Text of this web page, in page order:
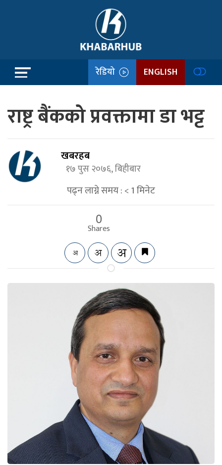
रेडियो ENGLISH
राष्ट्र बैंकको प्रवक्तामा डा भट्ट
खबरहब
१७ पुस २०७६, बिहीबार
पढ्न लाग्ने समय :< 1मिनेट
0
Shares